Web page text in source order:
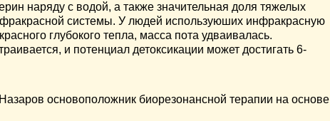
наряду с водой, а также значительная доля тяжелых
системы. У людей используюшиx инфракрасную
глубокого тепла, масса пота удваивалась.
и потенциал детоксикации может достигать 6-
основоположник биорезонансной терапии на основе